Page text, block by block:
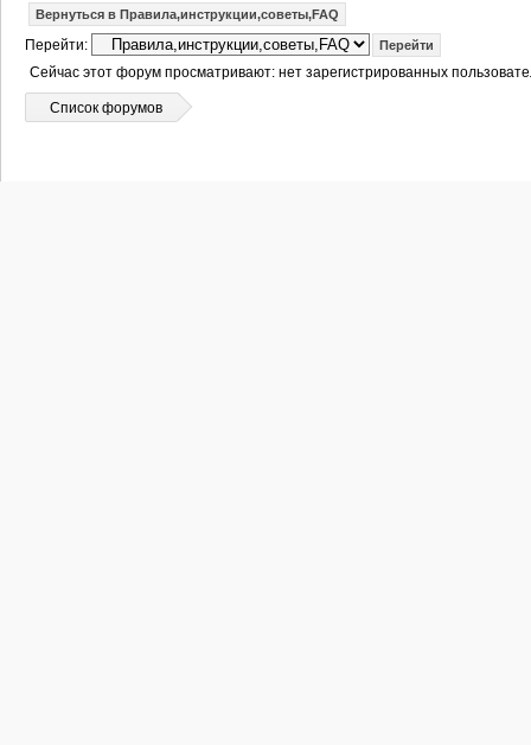
Вернуться в Правила,инструкции,советы,FAQ
Перейти:
Сейчас этот форум просматривают: нет зарегистрированных
Список форумов